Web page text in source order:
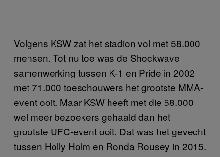
Volgens KSW zat het stadion vol met 58.000
mensen. Tot nu toe was de Shockwave
samenwerking tussen K-1 en Pride in 2002
met 71.000 toeschouwers het grootste MMA-
event ooit. Maar KSW heeft met die 58.000
wel meer bezoekers gehaald dan het
grootste UFC-event ooit. Dat was het gevecht
tussen Holly Holm en Ronda Rousey in 2015.